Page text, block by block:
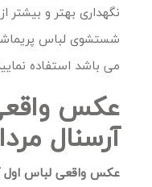
نگهداری بهتر و بیشتر
شستشوی لباس
می باشد استفاده
عکس
آرسنال
عکس واقعی لباس اول